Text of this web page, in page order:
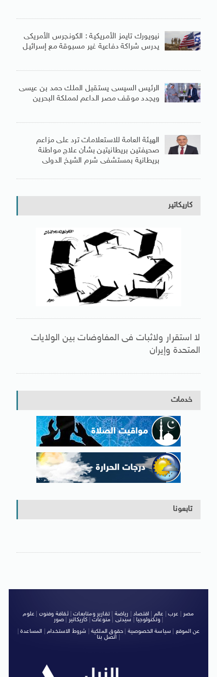
نيويورك تايمز الأمريكية : الكونجرس الأمريكى
يدرس شراكة دفاعية غير مسبوقة مع إسرائيل
الرئيس السيسى يستقبل الملك حمد بن عيسى
ويجدد موقف مصر الداعم لمملكة البحرين
الهيئة العامة للاستعلامات ترد على مزاعم
صحيفتين بريطانيتين بشأن علاج مواطنة
بريطانية بمستشفى شرم الشيخ الدولى
كاريكاتير
لا استقرار ولاثبات فى المفاوضات بين الولايات
المتحدة وإيران
خدمات
تابعونا
مصر عرب عالم اقتصاد رياضة |تقارير ومتابعات|ثقافة وفنون
علوم
وتكنولوجيا| سيدتى منوعات كاريكاتير صور
|
عن الموقع
سياسة الخصوصية حقوق الملكية شروط الاستخدام| المساعدة|
اتصل بنا